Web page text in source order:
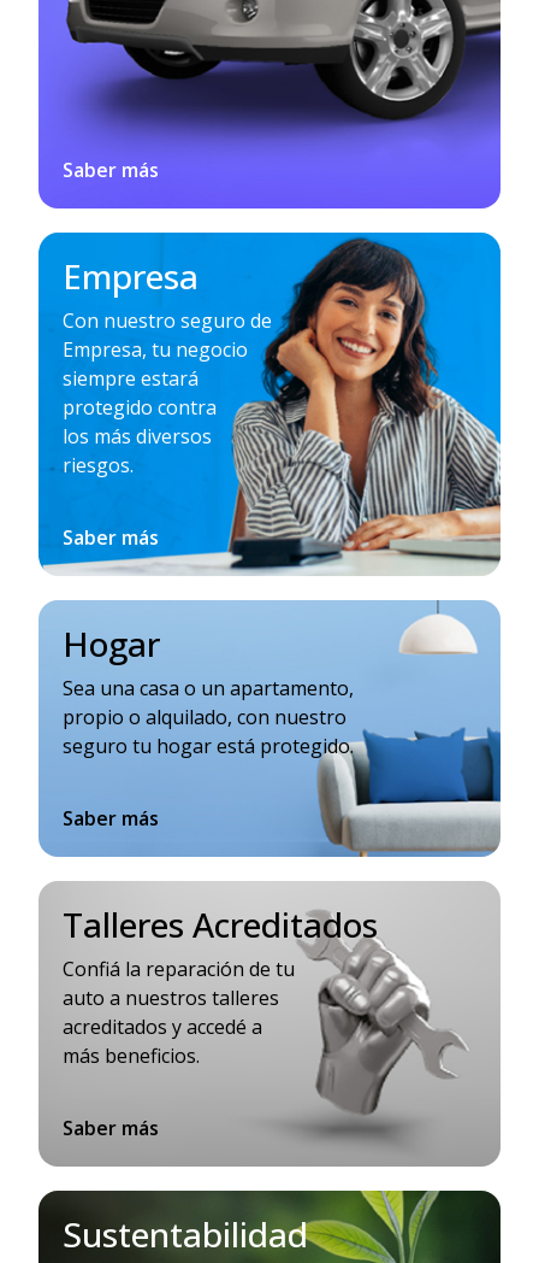
Saber más
Empresa
Con nuestro seguro de
Empresa, tu negocio
siempre estará
protegido contra
los más diversos
riesgos.
Saber más
Hogar
Sea una casa o un apartamento,
propio o alquilado, con nuestro
seguro tu hogar está protegido.
Saber más
Talleres Acreditados
Confiá la reparación de tu
auto a nuestros talleres
acreditados y accedé a
más beneficios.
Saber más
Sustentabilidad